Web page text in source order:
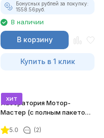
Бонусных рублей за покупку:
1558.56руб.
В наличии
В корзину
Купить в 1 клик
хит
Лаборатория Мотор-
Мастер (с полным пакетом
5.0 (2)